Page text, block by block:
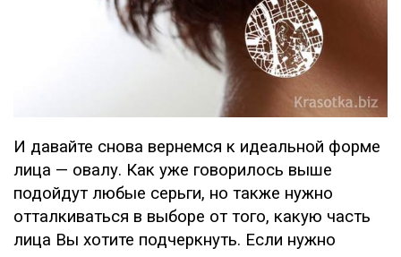
И давайте снова вернемся к идеальной форме
лица — овалу. Как уже говорилось выше
подойдут любые серьги, но также нужно
отталкиваться в выборе от того, какую часть
лица Вы хотите подчеркнуть. Если нужно